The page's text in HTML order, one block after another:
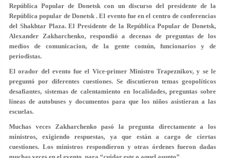
República Popular de Donetsk con un discurso del presidente de la
República popular de Donetsk . El evento fue en el centro de conferencias
del Shakhtar Plaza. El Presidente de la República Popular de Donetsk,
Alexander Zakharchenko, respondió a decenas de preguntas de los
medios de comunicacion, de la gente común, funcionarios y de
periodistas.
El orador del evento fue el Vice-primer Ministro Trapeznikov, y se le
preguntó por diferentes cuestiones. Se discutieron temas geopolíticos
desafiantes, sistemas de calentamiento en localidades, preguntas sobre
líneas de autobuses y documentos para que los niños asistieran a las
escuelas.
Muchas veces Zakharchenko pasó la pregunta directamente a los
ministros, exigiendo respuestas, ya que están a cargo de ciertas
cuestiones. Los ministros respondieron y otras órdenes fueron dadas